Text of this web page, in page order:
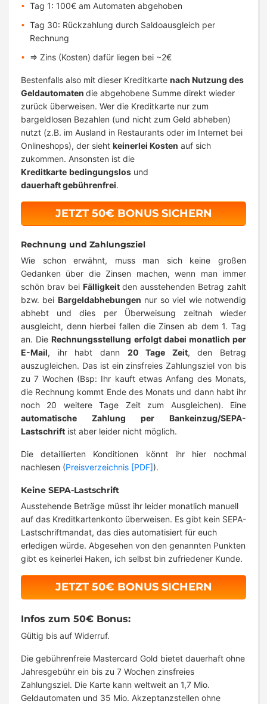
Tag 1: 100€ am Automaten abgehoben
Tag 30: Rückzahlung durch Saldoausgleich per
Rechnung
=> Zins (Kosten) dafür liegen bei ~2€
Bestenfalls also mit dieser Kreditkarte nach Nutzung des
Geldautomaten die abgehobene Summe direkt wieder
zurück überweisen. Wer die Kreditkarte nur zum
bargeldlosen Bezahlen (und nicht zum Geld abheben)
nutzt (z.B. im Ausland in Restaurants oder im Internet bei
Onlineshops), der sieht keinerlei Kosten auf sich
zukommen. Ansonsten ist die
Kreditkarte bedingungslos und
dauerhaftgebührenfrei.
JETZT 50€ BONUS SICHERN
Rechnung und Zahlungsziel
Wie schon erwähnt, muss man sich keine großen
Gedanken über die Zinsen machen, wenn man immer
schön brav bei Fälligkeitden ausstehenden Betrag zahlt
bzw. bei Bargeldabhebungen nur so viel wie notwendig
abhebt und dies per Überweisung zeitnah wieder
ausgleicht, denn hierbei fallen die Zinsen ab dem 1. Tag
an. DieRechnungsstellung erfolgt dabei monatlich per
E-Mail, ihr habt dann 20 Tage Zeit, den Betrag
auszugleichen. Das ist ein zinsfreies Zahlungsziel von bis
zu 7 Wochen (Bsp: Ihr kauft etwas Anfang des Monats,
die Rechnung kommt Ende des Monats und dann habt ihr
noch 20 weitere Tage Zeit zum Ausgleichen). Eine
automatische Zahlung per Bankeinzug/SEPA-
Lastschrift ist aber leider nicht möglich.
Die detaillierten Konditionen könnt ihr hier nochmal
nachlesen (Preisverzeichnis [PDF]).
Keine SEPA-Lastschrift
Ausstehende Beträge müsst ihr leider monatlich manuell
auf das Kreditkartenkonto überweisen. Es gibt kein SEPA-
Lastschriftmandat, das dies automatisiert für euch
erledigen würde. Abgesehen von den genannten Punkten
gibt es keinerlei Haken, ich selbst bin zufriedener Kunde.
JETZT 50€ BONUS SICHERN
Infos zum 50€ Bonus:
Gültig bis auf Widerruf.
Die gebührenfreie Mastercard Gold bietet dauerhaft ohne
Jahresgebühr ein bis zu 7 Wochen zinsfreies
Zahlungsziel. Die Karte kann weltweit an 1,7 Mio.
Geldautomaten und 35 Mio. Akzeptanzstellen ohne